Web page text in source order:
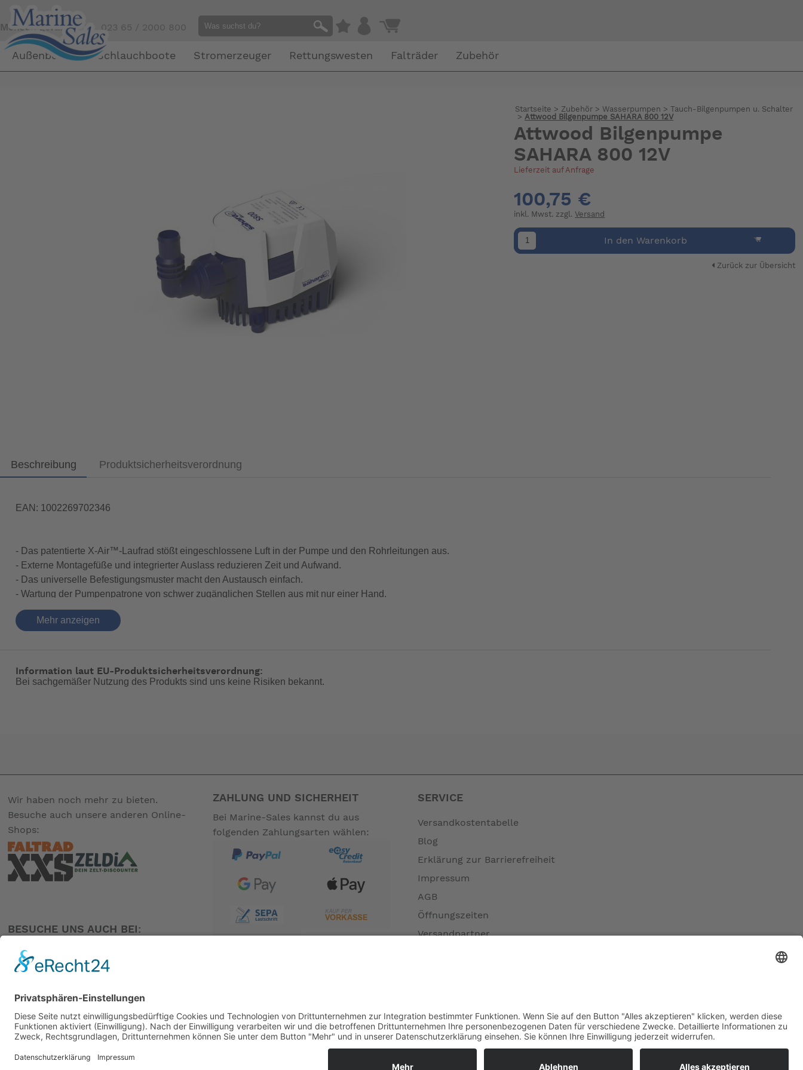
Mensch gefällig?Tel. 023 65 / 2000 800
Außenborder Schlauchboote Stromerzeuger Rettungswesten Falträder Zubehör
Startseite > Zubehör > Wasserpumpen >Tauch-Bilgenpumpen u. Schalter
> Attwood Bilgenpumpe SAHARA 800 12V
Attwood Bilgenpumpe
SAHARA 800 12V
Lieferzeit auf Anfrage
100,75 €
inkl. Mwst. zzgl.Versand
In den Warenkorb
Zurück zur Übersicht
Beschreibung Produktsicherheitsverordnung
EAN: 1002269702346
- Das patentierte X-Air™-Laufrad stößt eingeschlossene Luft in der Pumpe und den Rohrleitungen aus.
- Externe Montagefüße und integrierter Auslass reduzieren Zeit und Aufwand.
- Das universelle Befestigungsmuster macht den Austausch einfach.
- Wartung der Pumpenpatrone von schwer zugänglichen Stellen aus mit nur einer Hand.
- Attwoods SteadySwitch™ reduziert die Zyklen und verlängert die Lebensdauer der Pumpe.
- 40% besserer Schutz gegen das Eindringen von Wasser und Elektrolyse - im Vergleich zur Mk1.
Mehr anzeigen
Information laut EU-Produktsicherheitsverordnung:
Bei sachgemäßer Nutzung des Produkts sind uns keine Risiken bekannt.
Wir haben noch mehr zu bieten.
Besuche auch unsere anderen Online-
Shops:
BESUCHE UNS AUCH BEI:
ZAHLUNG UND SICHERHEIT
Bei Marine-Sales kannst du aus
folgenden Zahlungsarten wählen:
SERVICE
Versandkostentabelle
Blog
Erklärung zur Barrierefreiheit
Impressum
AGB
Öffnungszeiten
Versandpartner
Widerrufsrecht MS
Widerrufsrecht bei Dienstleistungen